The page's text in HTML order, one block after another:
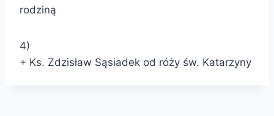
rodziną
4)
+ Ks. Zdzisław Sąsiadek od róży św. Katarzyny